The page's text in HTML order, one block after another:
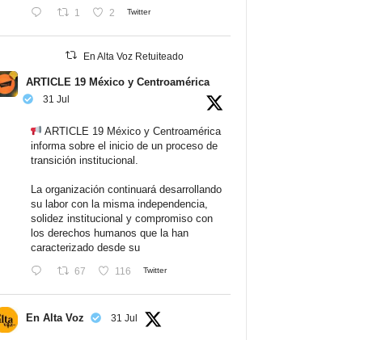
1 2 Twitter
En Alta Voz Retuiteado
ARTICLE 19 México y Centroamérica
31 Jul
ARTICLE 19 México y Centroamérica
informa sobre el inicio de un proceso de
transición institucional.
La organización continuará desarrollando
su labor con la misma independencia,
solidez institucional y compromiso con
los derechos humanos que la han
caracterizado desde su
67 116 Twitter
En Alta Voz 31 Jul